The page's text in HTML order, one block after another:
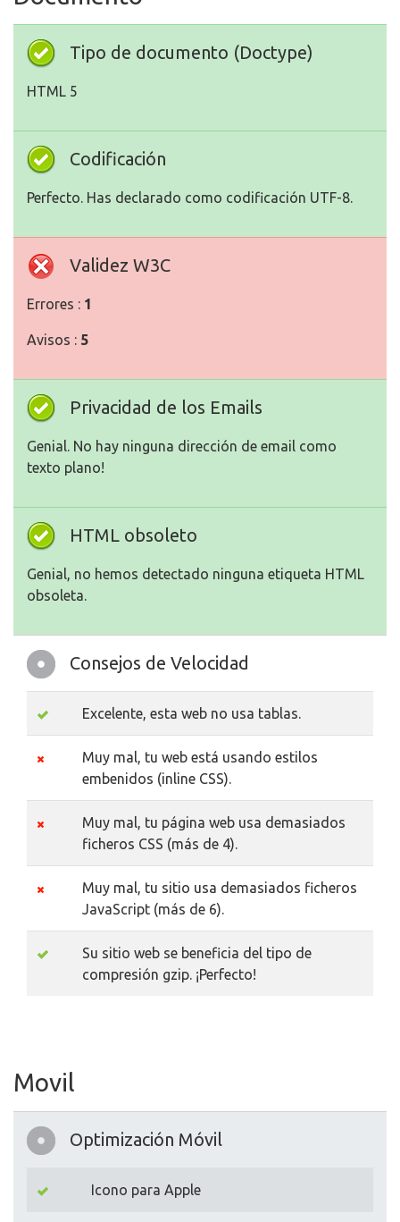
Tipo de documento (Doctype)
HTML 5
Codificación
Perfecto. Has declarado como codificación UTF-8.
Validez W3C
Errores : 1
Avisos : 5
Privacidad de los Emails
Genial. No hay ninguna dirección de email como
texto plano!
HTML obsoleto
Genial, no hemos detectado ninguna etiqueta HTML
obsoleta.
Consejos de Velocidad
Excelente, esta web no usa tablas.
Muy mal, tu web está usando estilos
embenidos (inline CSS).
Muy mal, tu página web usa demasiados
ficheros CSS (más de 4).
Muy mal, tu sitio usa demasiados ficheros
JavaScript (más de 6).
Su sitio web se beneficia del tipo de
compresión gzip. ¡Perfecto!
Movil
Optimización Móvil
Icono para Apple